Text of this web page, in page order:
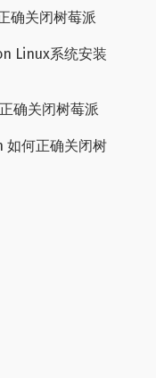
确关闭树莓派
Linux系统安装
确关闭树莓派
如何正确关闭树